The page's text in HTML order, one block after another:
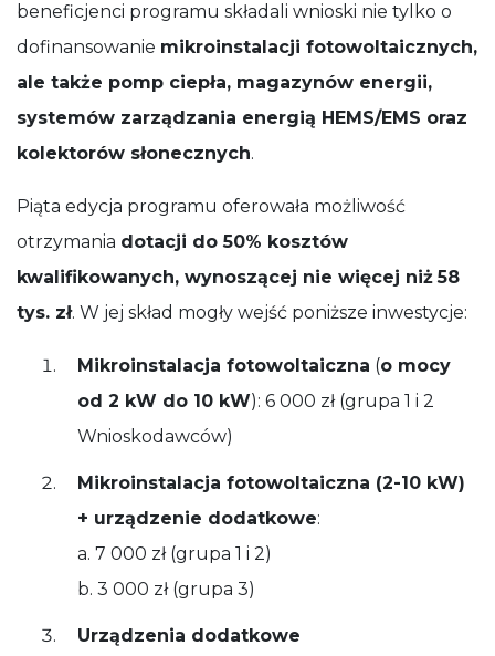
beneficjenci programu składali wnioski nie tylko o
dofinansowanie mikroinstalacji fotowoltaicznych,
ale także pomp ciepła, magazynów energii,
systemów zarządzania energią HEMS/EMS oraz
kolektorów słonecznych.
Piąta edycja programu oferowała możliwość
otrzymania dotacji do 50% kosztów
kwalifikowanych, wynoszącej nie więcej niż 58
tys. zł. W jej skład mogły wejść poniższe inwestycje:
Mikroinstalacja fotowoltaiczna (o mocy
od 2 kW do 10 kW): 6 000 zł (grupa 1 i 2
Wnioskodawców)
Mikroinstalacja fotowoltaiczna (2-10 kW)
+ urządzenie dodatkowe:
a. 7 000 zł (grupa 1 i 2)
b. 3 000 zł (grupa 3)
Urządzenia dodatkowe